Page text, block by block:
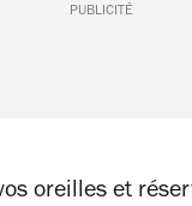
PUBLICITÉ
oreilles et